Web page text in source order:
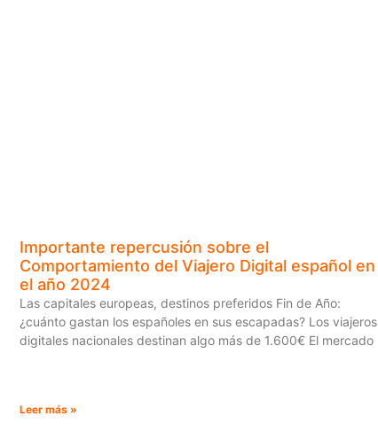
Importante repercusión sobre el
Comportamiento del Viajero Digital español en
el año 2024
Las capitales europeas, destinos preferidos Fin de Año:
¿cuánto gastan los españoles en sus escapadas? Los viajeros
digitales nacionales destinan algo más de 1.600€ El mercado
Leer más »